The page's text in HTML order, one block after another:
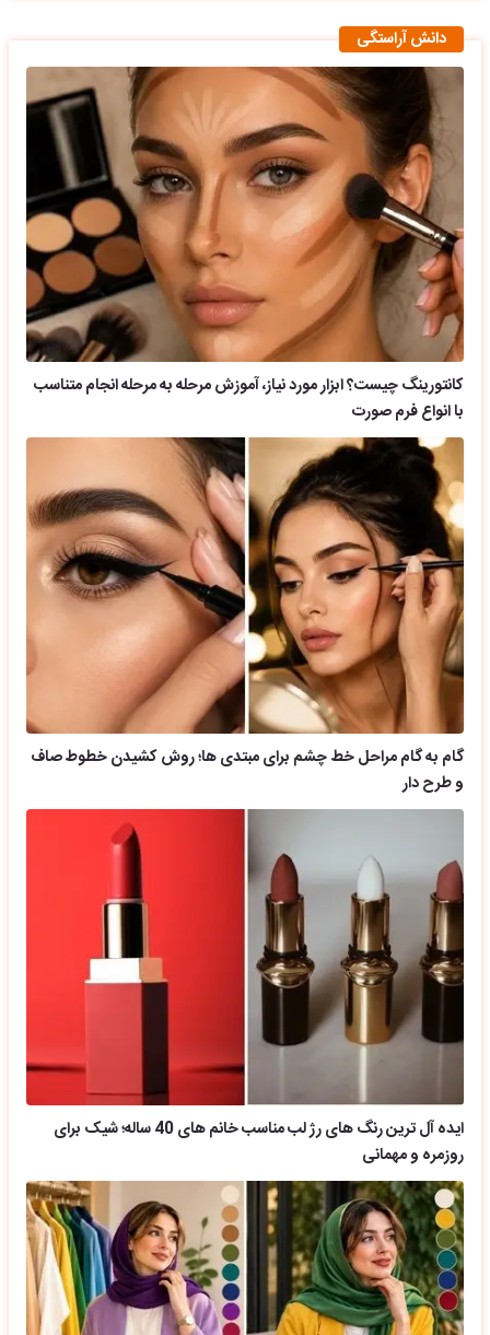
دانش آراستگی
کانتورینگ چیست؟ ابزار مورد نیاز، آموزش مرحله به مرحله انجام متناسب
با انواع فرم صورت
گام به گام مراحل خط چشم برای مبتدی ها؛ روش کشیدن خطوط صاف
و طرح دار
ایده آل ترین رنگ های رژ لب مناسب خانم های 40 ساله؛ شیک برای
روزمره و مهمانی